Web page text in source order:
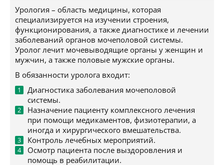
Урология – область медицины, которая
специализируется на изучении строения,
функционирования, а также диагностике и лечении
заболеваний органов мочеполовой системы.
Уролог лечит мочевыводящие органы у женщин и
мужчин, а также половые мужские органы.
В обязанности уролога входит:
Диагностика заболевания мочеполовой
системы.
Назначение пациенту комплексного лечения
при помощи медикаментов, физиотерапии, а
иногда и хирургического вмешательства.
Контроль лечебных мероприятий.
Осмотр пациента после выздоровления и
помощь в реабилитации.